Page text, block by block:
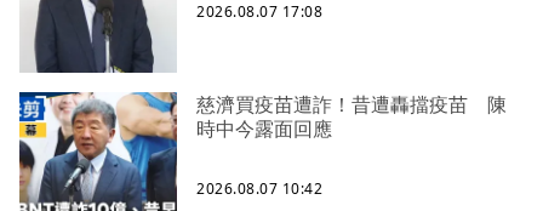
2026.08.07 17:08
慈濟買疫苗遭詐！昔遭轟擋疫苗 陳
時中今露面回應
2026.08.07 10:42